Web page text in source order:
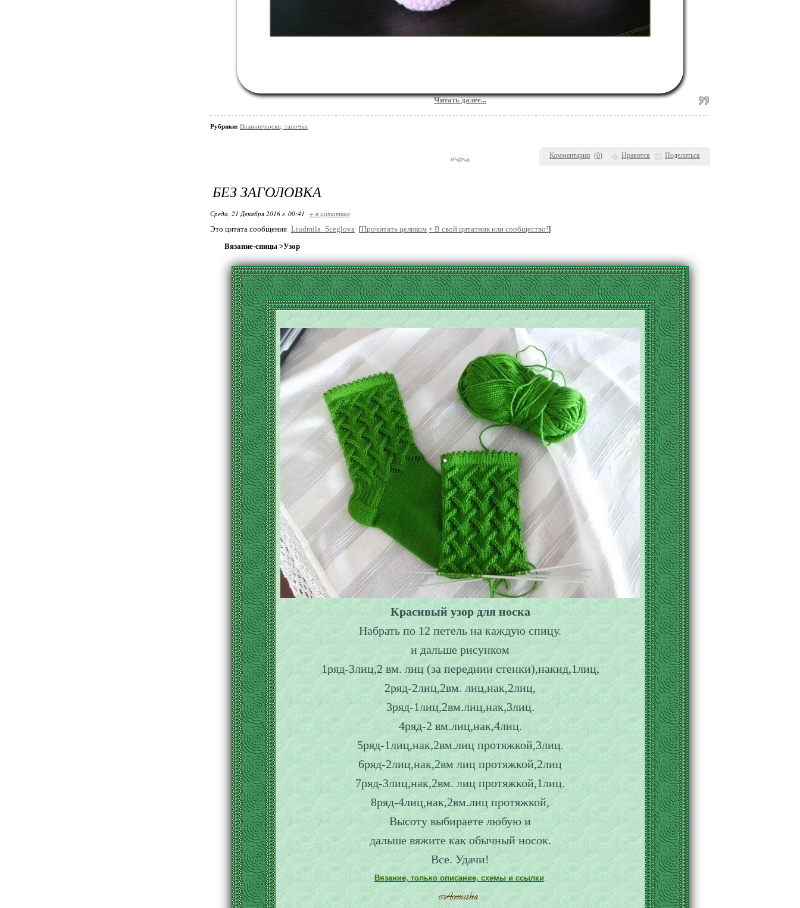
Комментарии (0) Нравится Поделиться
Читать далее...
Рубрики: Вязание/носки, тапочки
БЕЗ ЗАГОЛОВКА
Среда, 21 Декабря 2016 г. 00:41 + в цитатник
Это цитата сообщения Liudmila_Sceglova [Прочитать целиком + В свой цитатник или сообщество!]
Вязание-спицы >Узор
Красивый узор для носка
Набрать по 12 петель на каждую спицу.
и дальше рисунком
1ряд-3лиц,2 вм. лиц (за переднии стенки),накид,1лиц,
2ряд-2лиц,2вм. лиц,нак,2лиц,
3ряд-1лиц,2вм.лиц,нак,3лиц.
4ряд-2 вм.лиц,нак,4лиц.
5ряд-1лиц,нак,2вм.лиц протяжкой,3лиц.
6ряд-2лиц,нак,2вм лиц протяжкой,2лиц
7ряд-3лиц,нак,2вм. лиц протяжкой,1лиц.
8ряд-4лиц,нак,2вм.лиц протяжкой,
Высоту выбираете любую и
дальше вяжите как обычный носок.
Все. Удачи!
Вязание, только описание, схемы и ссылки.